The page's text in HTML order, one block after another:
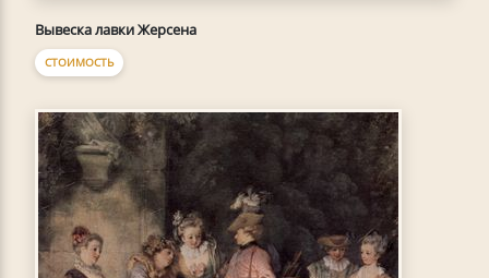
Вывеска лавки Жерсена
СТОИМОСТЬ